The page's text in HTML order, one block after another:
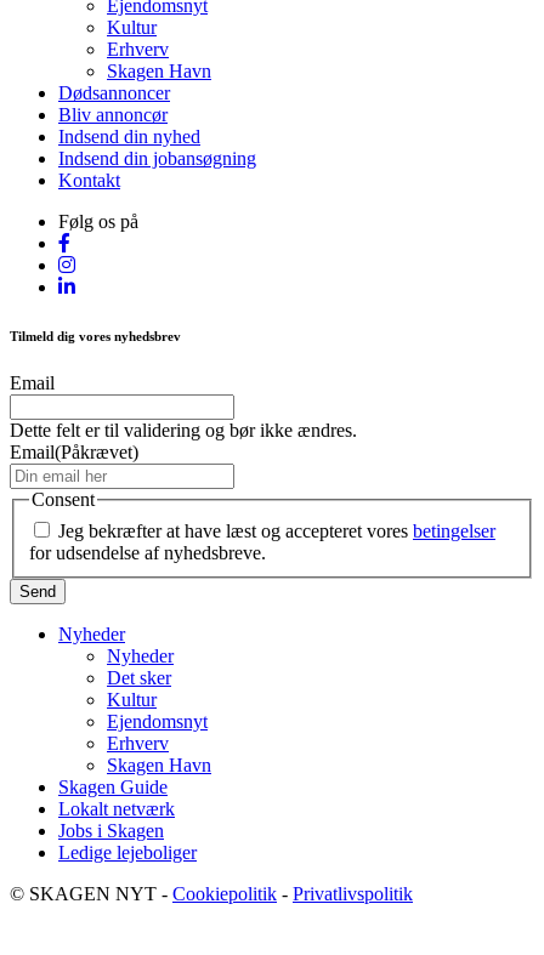
Ejendomsnyt
Kultur
Erhverv
Skagen Havn
Dødsannoncer
Bliv annoncør
Indsend din nyhed
Indsend din jobansøgning
Kontakt
Følg os på
Tilmeld dig vores nyhedsbrev
Email
Dette felt er til validering og bør ikke ændres.
Email(Påkrævet)
Consent
Jeg bekræfter at have læst og accepteret vores betingelser
for udsendelse af nyhedsbreve.
Nyheder
Nyheder
Det sker
Kultur
Ejendomsnyt
Erhverv
Skagen Havn
Skagen Guide
Lokalt netværk
Jobs i Skagen
Ledige lejeboliger
© SKAGEN NYT - Cookiepolitik - Privatlivspolitik